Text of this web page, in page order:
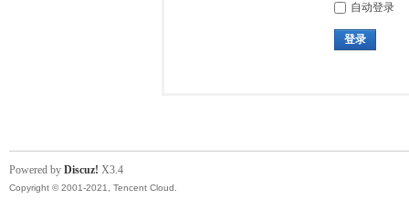
自动登录
登录
Powered by Discuz! X3.4
Copyright © 2001-2021, Tencent Cloud.